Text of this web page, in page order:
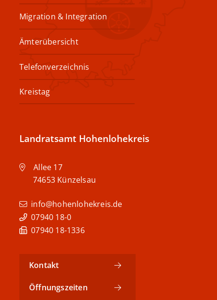
Migration & Integration
Ämterübersicht
Telefonverzeichnis
Kreistag
Landratsamt Hohenlohekreis
Allee 17
74653 Künzelsau
info@hohenlohekreis.de
07940 18-0
07940 18-1336
Kontakt
Öffnungszeiten